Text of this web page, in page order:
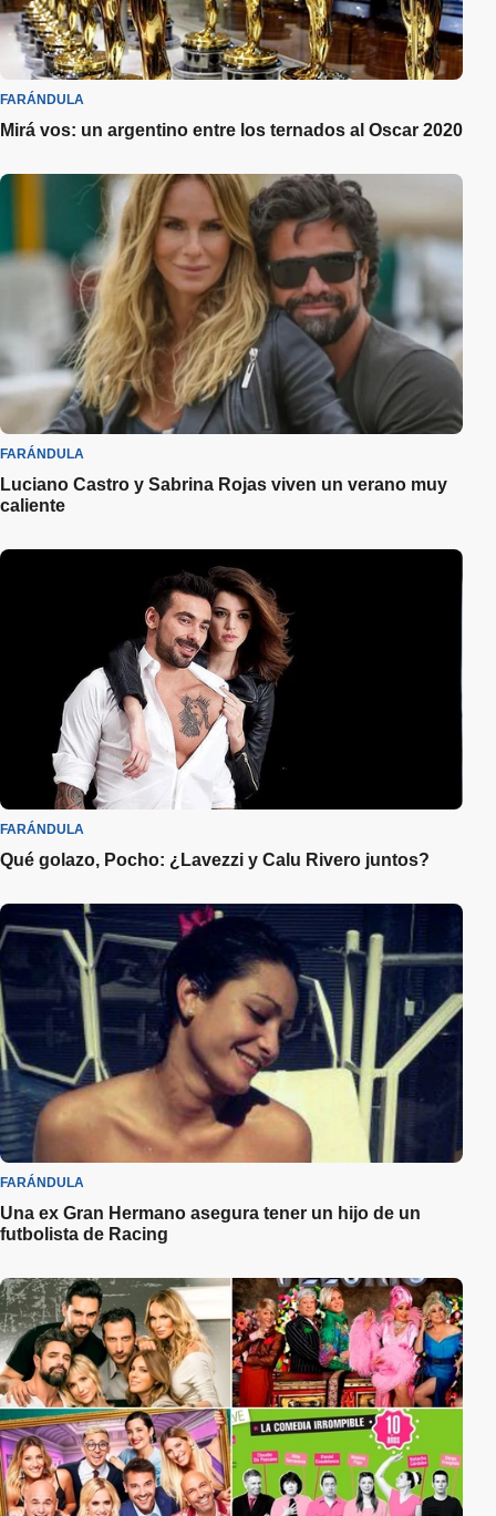
FARÁNDULA
Mirá vos: un argentino entre los ternados al Oscar 2020
FARÁNDULA
Luciano Castro y Sabrina Rojas viven un verano muy
caliente
FARÁNDULA
Qué golazo, Pocho: ¿Lavezzi y Calu Rivero juntos?
FARÁNDULA
Una ex Gran Hermano asegura tener un hijo de un
futbolista de Racing